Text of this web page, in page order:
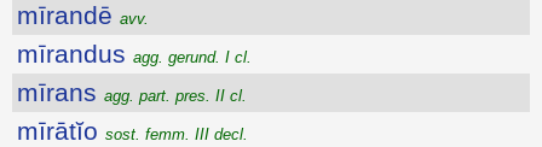
mīrandē avv.
mīrandus agg. gerund. I cl.
mīrans agg. part. pres. II cl.
mīrātĭo sost. femm. III decl.